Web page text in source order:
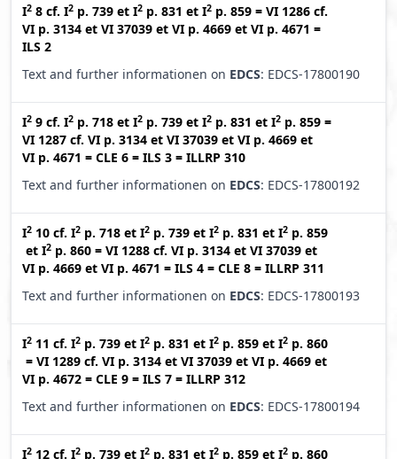
I2 8 cf. I2 p. 739 et I2 p. 831 et I2 p. 859 = VI 1286 cf.
VI p. 3134 et VI 37039 et VI p. 4669 et VI p. 4671 =
ILS 2
Text and further informationen on EDCS: EDCS-17800190
I2 9 cf. I2 p. 718 et I2 p. 739 et I2 p. 831 et I2 p. 859 =
VI 1287 cf. VI p. 3134 et VI 37039 et VI p. 4669 et
VI p. 4671 = CLE 6 = ILS 3 = ILLRP 310
Text and further informationen on EDCS: EDCS-17800192
I2 10 cf. I2 p. 718 et I2 p. 739 et I2 p. 831 et I2 p. 859
et I2 p. 860 = VI 1288 cf. VI p. 3134 et VI 37039 et
VI p. 4669 et VI p. 4671 = ILS 4 = CLE 8 = ILLRP 311
Text and further informationen on EDCS: EDCS-17800193
I2 11 cf. I2 p. 739 et I2 p. 831 et I2 p. 859 et I2 p. 860
= VI 1289 cf. VI p. 3134 et VI 37039 et VI p. 4669 et
VI p. 4672 = CLE 9 = ILS 7 = ILLRP 312
Text and further informationen on EDCS: EDCS-17800194
I2 12 cf. I2 p. 739 et I2 p. 831 et I2 p. 859 et I2 p. 860